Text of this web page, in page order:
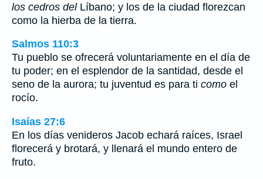
los cedros delLíbano; y los de la ciudad florezcan
como la hierba de la tierra.
Salmos 110:3
Tu pueblo se ofrecerá voluntariamente en el día de
tu poder; en el esplendor de la santidad, desde el
seno de la aurora; tu juventud es para ti como el
rocío.
Isaías 27:6
En los días venideros Jacob echará raíces, Israel
florecerá y brotará, y llenará el mundo entero de
fruto.